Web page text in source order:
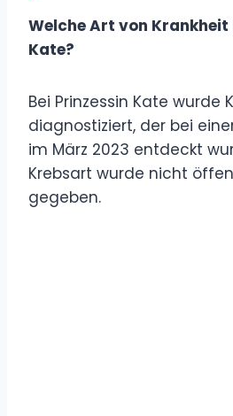
Welche Art von
Kate?
Bei Prinzessin Kate wurde
diagnostiziert, der bei
im März 2023 entdeckt
Krebsart wurde nicht
gegeben.